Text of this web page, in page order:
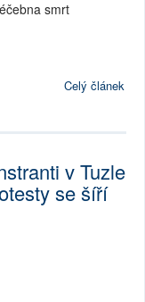
smrt
Celý článek
v Tuzle
se šíří